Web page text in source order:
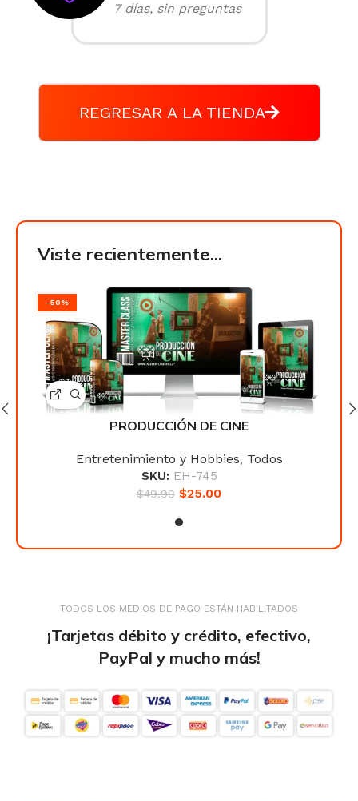
7 días, sin preguntas
REGRESAR A LA TIENDA
Viste recientemente...
-50%
PRODUCCIÓN DE CINE
Entretenimiento y Hobbies, Todos
SKU: EH-745
$49.99 $25.00
TODOS LOS MEDIOS DE PAGO ESTÁN HABILITADOS
¡Tarjetas débito y crédito, efectivo,
PayPal y mucho más!